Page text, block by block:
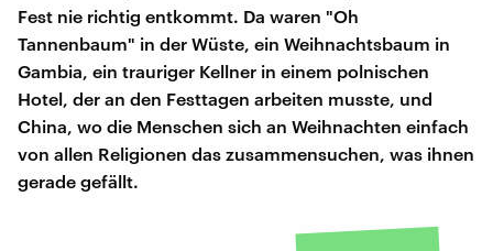
Fest nie richtig entkommt. Da waren "Oh
Tannenbaum" in der Wüste, ein Weihnachtsbaum in
Gambia, ein trauriger Kellner in einem polnischen
Hotel, der an den Festtagen arbeiten musste, und
China, wo die Menschen sich an Weihnachten einfach
von allen Religionen das zusammensuchen, was ihnen
gerade gefällt.